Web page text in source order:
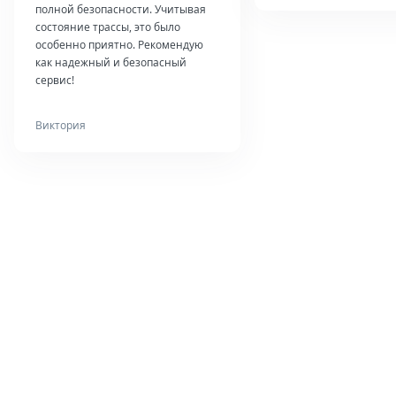
полной безопасности. Учитывая
состояние трассы, это было
особенно приятно. Рекомендую
как надежный и безопасный
сервис!
Виктория